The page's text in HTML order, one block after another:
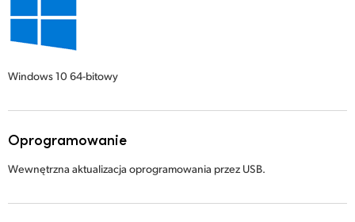
Windows 10 64-bitowy
Oprogramowanie
Wewnętrzna aktualizacja oprogramowania przez USB.